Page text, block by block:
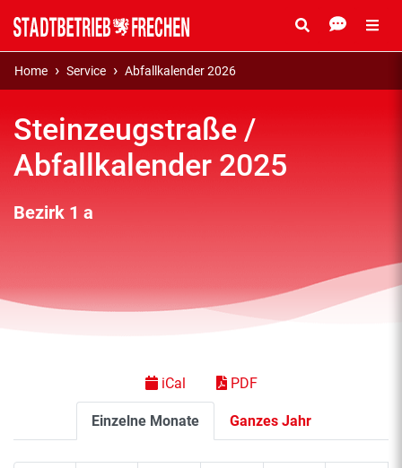
Home Service Abfallkalender 2026
Steinzeugstraße /
Abfallkalender 2025
Bezirk 1 a
Einzelne Monate Ganzes Jahr
iCal PDF